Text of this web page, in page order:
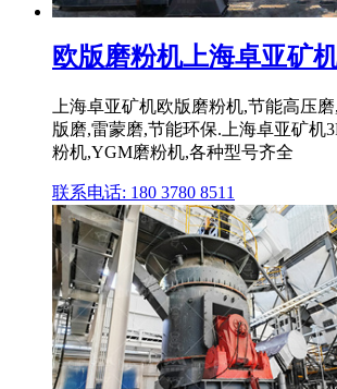
欧版磨粉机上海卓亚矿
上海卓亚矿机欧版磨粉机,节能高压
版磨,雷蒙磨,节能环保.上海卓亚矿机
粉机,YGM磨粉机,各种型号齐全
联系电话: 180 3780 8511